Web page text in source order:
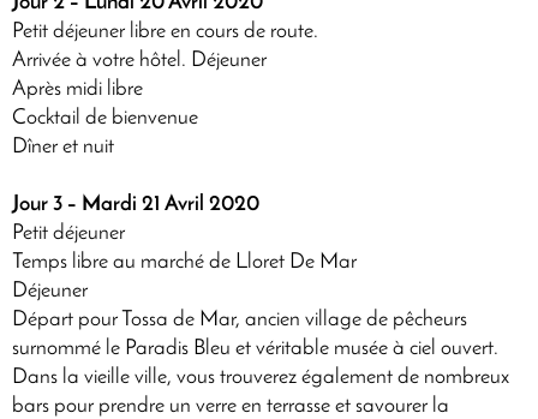
Petit déjeuner libre en cours de route.
Arrivée à votre hôtel. Déjeuner
Après midi libre
Cocktail de bienvenue
Dîner et nuit
Jour 3 – Mardi 21 Avril 2020
Petit déjeuner
Temps libre au marché de Lloret De Mar
Déjeuner
Départ pour Tossa de Mar, ancien village de pêcheurs
surnommé le Paradis Bleu et véritable musée à ciel ouvert.
Dans la vieille ville, vous trouverez également de nombreux
bars pour prendre un verre en terrasse et savourer la